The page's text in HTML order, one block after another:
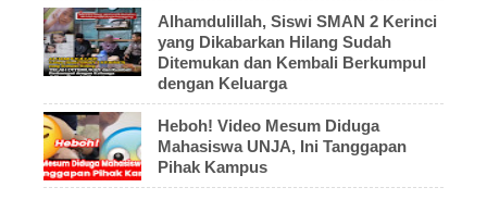
Alhamdulillah, Siswi SMAN 2 Kerinci
yang Dikabarkan Hilang Sudah
Ditemukan dan Kembali Berkumpul
dengan Keluarga
Heboh! Video Mesum Diduga
Mahasiswa UNJA, Ini Tanggapan
Pihak Kampus